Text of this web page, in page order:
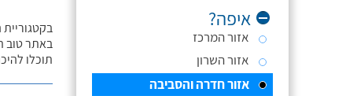
איפה?
אזור המרכז
אזור השרון
אזור חדרה והסביבה
באתר טוב
תוכלו